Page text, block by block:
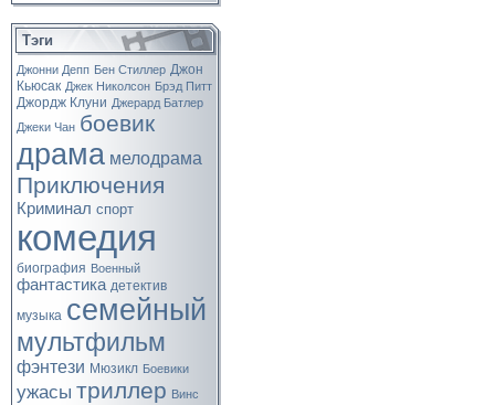
Тэги
Джонни Депп Бен Стиллер Джон
Кьюсак Джек Николсон Брэд Питт
Джордж Клуни Джерард Батлер
Джеки Чан боевик
драма мелодрама
Приключения
Криминал спорт
комедия
биография Военный
фантастика детектив
музыка семейный
мультфильм
фэнтези Мюзикл Боевики
ужасы триллер Винс